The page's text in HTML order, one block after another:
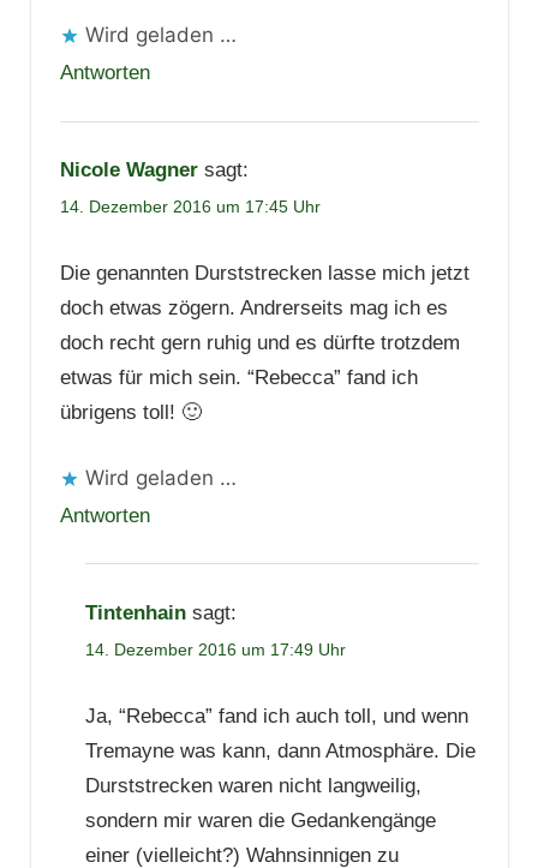
Wird geladen …
Antworten
Nicole Wagner sagt:
14. Dezember 2016 um 17:45 Uhr
Die genannten Durststrecken lasse mich jetzt
doch etwas zögern. Andrerseits mag ich es
doch recht gern ruhig und es dürfte trotzdem
etwas für mich sein. “Rebecca” fand ich
übrigens toll! 🙂
Wird geladen …
Antworten
Tintenhain sagt:
14. Dezember 2016 um 17:49 Uhr
Ja, “Rebecca” fand ich auch toll, und wenn
Tremayne was kann, dann Atmosphäre. Die
Durststrecken waren nicht langweilig,
sondern mir waren die Gedankengänge
einer (vielleicht?) Wahnsinnigen zu